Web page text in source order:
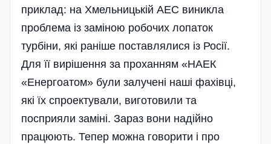
приклад: на Хмельницькій АЕС виникла
проблема із заміною робочих лопаток
турбіни, які раніше поставлялися із Росії.
Для її вирішення за проханням «НАЕК
«Енергоатом» були залучені наші фахівці,
які їх спроектували, виготовили та
посприяли заміні. Зараз вони надійно
працюють. Тепер можна говорити і про